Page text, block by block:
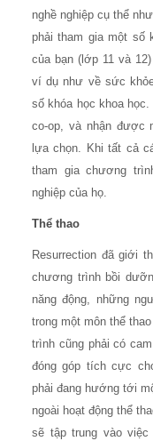
nghề nghiệp cụ thể
phải tham gia một số
của bạn (lớp 11 và
ví dụ như về sức
số khóa học khoa
co-op, và nhận được
lựa chọn. Khi tất cả
tham gia chương
nghiệp của họ.
Thể thao
Resurrection đã giới
chương trình bồi
năng động, những
trong một môn thể
trình cũng phải có
đóng góp tích cực
phải đang hướng tới
ngoài hoạt động thể
sẽ tập trung vào